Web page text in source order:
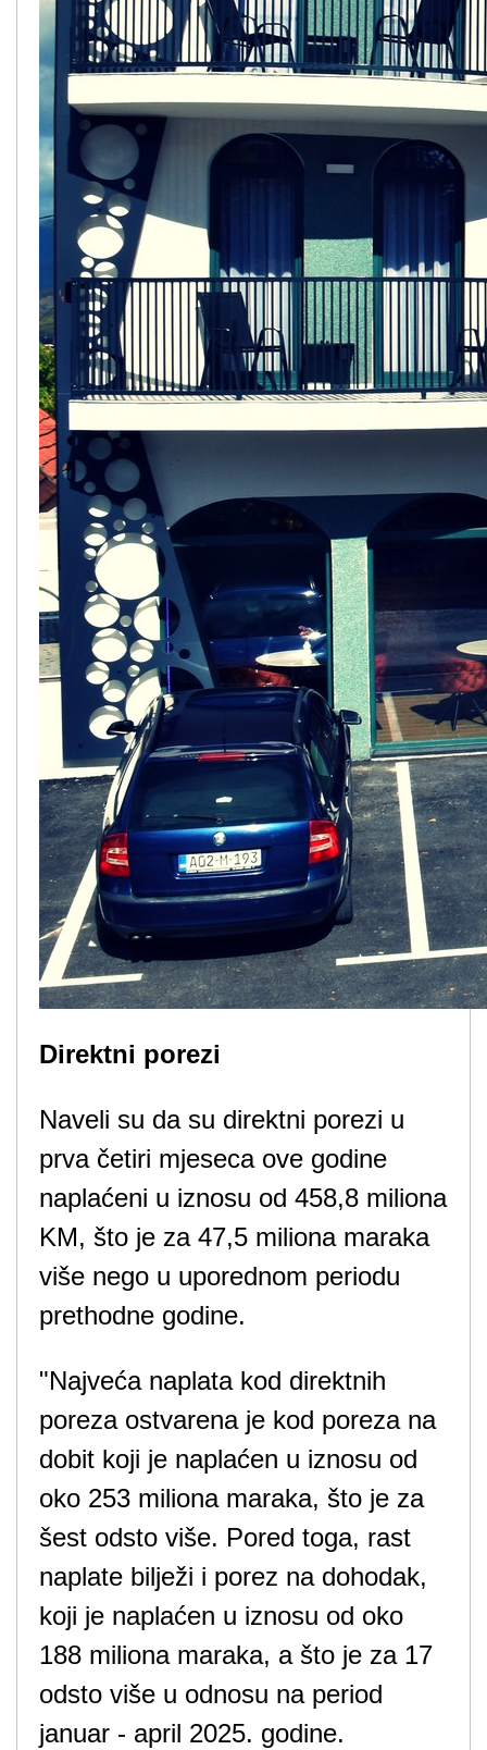
Direktni porezi
Naveli su da su direktni porezi u
prva četiri mjeseca ove godine
naplaćeni u iznosu od 458,8 miliona
KM, što je za 47,5 miliona maraka
više nego u uporednom periodu
prethodne godine.
"Najveća naplata kod direktnih
poreza ostvarena je kod poreza na
dobit koji je naplaćen u iznosu od
oko 253 miliona maraka, što je za
šest odsto više. Pored toga, rast
naplate bilježi i porez na dohodak,
koji je naplaćen u iznosu od oko
188 miliona maraka, a što je za 17
odsto više u odnosu na period
januar - april 2025. godine.